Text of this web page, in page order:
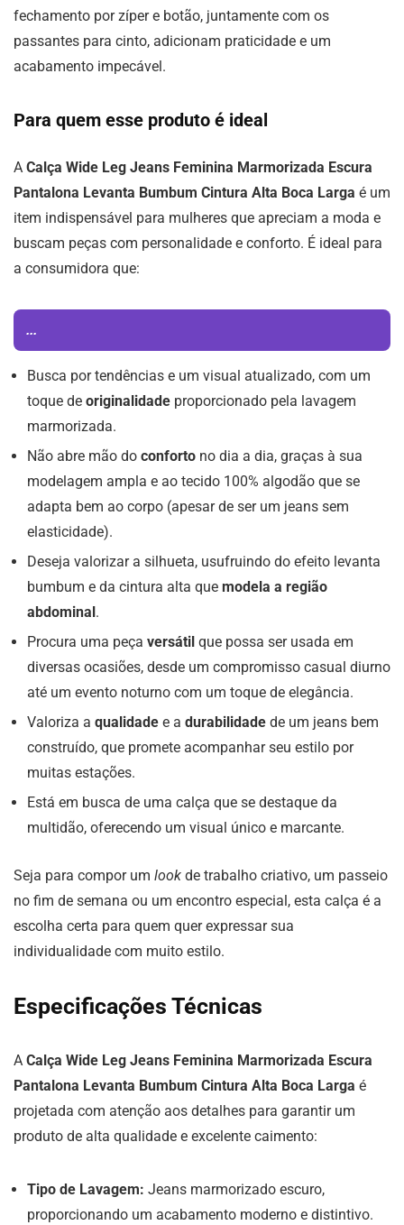
fechamento por zíper e botão, juntamente com os
passantes para cinto, adicionam praticidade e um
acabamento impecável.
Para quem esse produto é ideal
A Calça Wide Leg Jeans Feminina Marmorizada Escura
Pantalona Levanta Bumbum Cintura Alta Boca Larga é um
item indispensável para mulheres que apreciam a moda e
buscam peças com personalidade e conforto. É ideal para
a consumidora que:
...
Busca por tendências e um visual atualizado, com um
toque de originalidade proporcionado pela lavagem
marmorizada.
Não abre mão do conforto no dia a dia, graças à sua
modelagem ampla e ao tecido 100% algodão que se
adapta bem ao corpo (apesar de ser um jeans sem
elasticidade).
Deseja valorizar a silhueta, usufruindo do efeito levanta
bumbum e da cintura alta que modela a região
abdominal.
Procura uma peça versátil que possa ser usada em
diversas ocasiões, desde um compromisso casual diurno
até um evento noturno com um toque de elegância.
Valoriza a qualidade e a durabilidade de um jeans bem
construído, que promete acompanhar seu estilo por
muitas estações.
Está em busca de uma calça que se destaque da
multidão, oferecendo um visual único e marcante.
Seja para compor um look de trabalho criativo, um passeio
no fim de semana ou um encontro especial, esta calça é a
escolha certa para quem quer expressar sua
individualidade com muito estilo.
Especificações Técnicas
A Calça Wide Leg Jeans Feminina Marmorizada Escura
Pantalona Levanta Bumbum Cintura Alta Boca Larga é
projetada com atenção aos detalhes para garantir um
produto de alta qualidade e excelente caimento:
Tipo de Lavagem: Jeans marmorizado escuro,
proporcionando um acabamento moderno e distintivo.